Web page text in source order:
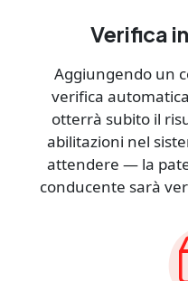
Verifica
Aggiungendo un
verifica
otterrà subito il
abilitazioni nel
attendere — la
conducente sarà